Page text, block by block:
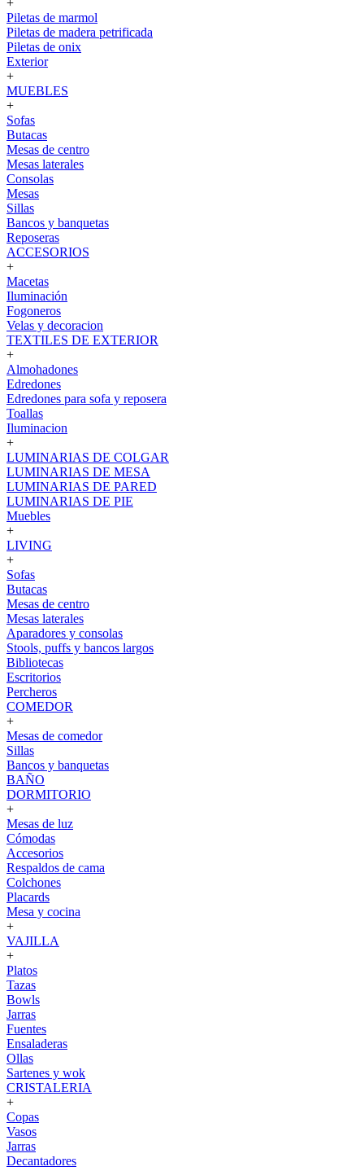
+
Piletas de marmol
Piletas de madera petrificada
Piletas de onix
Exterior
+
MUEBLES
+
Sofas
Butacas
Mesas de centro
Mesas laterales
Consolas
Mesas
Sillas
Bancos y banquetas
Reposeras
ACCESORIOS
+
Macetas
Iluminación
Fogoneros
Velas y decoracion
TEXTILES DE EXTERIOR
+
Almohadones
Edredones
Edredones para sofa y reposera
Toallas
Iluminacion
+
LUMINARIAS DE COLGAR
LUMINARIAS DE MESA
LUMINARIAS DE PARED
LUMINARIAS DE PIE
Muebles
+
LIVING
+
Sofas
Butacas
Mesas de centro
Mesas laterales
Aparadores y consolas
Stools, puffs y bancos largos
Bibliotecas
Escritorios
Percheros
COMEDOR
+
Mesas de comedor
Sillas
Bancos y banquetas
BAÑO
DORMITORIO
+
Mesas de luz
Cómodas
Accesorios
Respaldos de cama
Colchones
Placards
Mesa y cocina
+
VAJILLA
+
Platos
Tazas
Bowls
Jarras
Fuentes
Ensaladeras
Ollas
Sartenes y wok
CRISTALERIA
+
Copas
Vasos
Jarras
Decantadores